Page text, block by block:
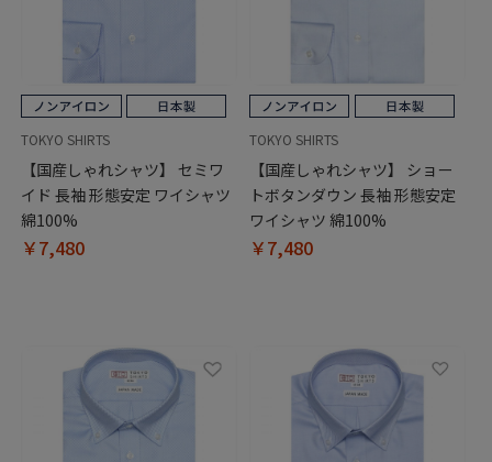
TOKYO SHIRTS
【国産しゃれシャツ】 セミワ
イド 長袖 形態安定 ワイシャツ
綿100%
￥7,480
TOKYO SHIRTS
【国産しゃれシャツ】 ショー
トボタンダウン 長袖 形態安定
ワイシャツ 綿100%
￥7,480